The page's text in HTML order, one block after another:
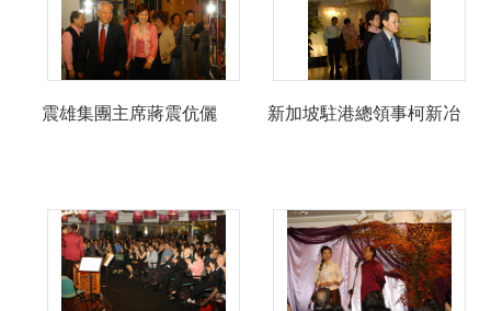
震雄集團主席蔣震伉儷 新加坡駐港總領事柯新冶